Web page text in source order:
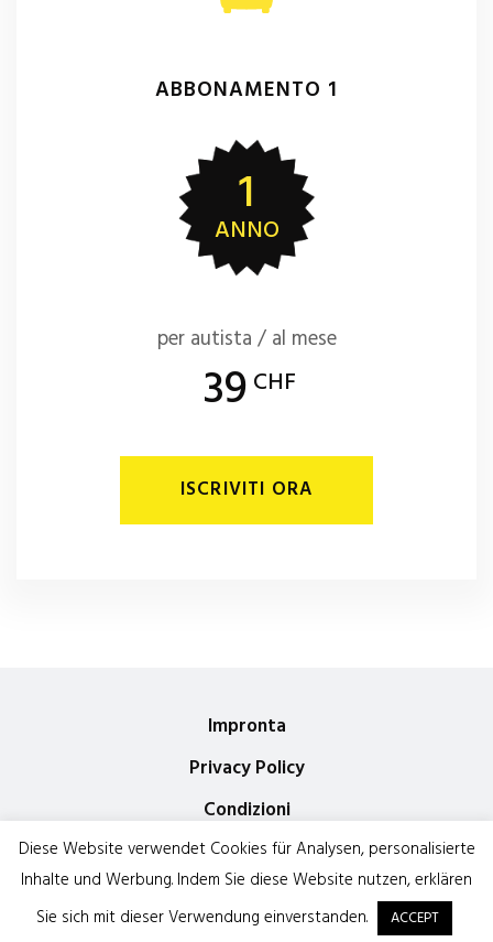
ABBONAMENTO 1
1
ANNO
per autista / al mese
39 CHF
ISCRIVITI ORA
Impronta
Privacy Policy
Condizioni
Condizioni di utilizzo
Contattaci
Diese Website verwendet Cookies für Analysen, personalisierte
Inhalte und Werbung. Indem Sie diese Website nutzen, erklären
Sie sich mit dieser Verwendung einverstanden.
ACCEPT